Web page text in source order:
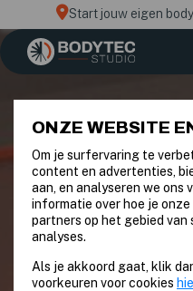
Start jouw eigen
ONZE WEBSITE
Om je surfervaring te
content en advertenties,
aan, en analyseren we ons
informatie over hoe je
partners op het gebied van
analyses.
Als je akkoord gaat, klik
voorkeuren voor cookies